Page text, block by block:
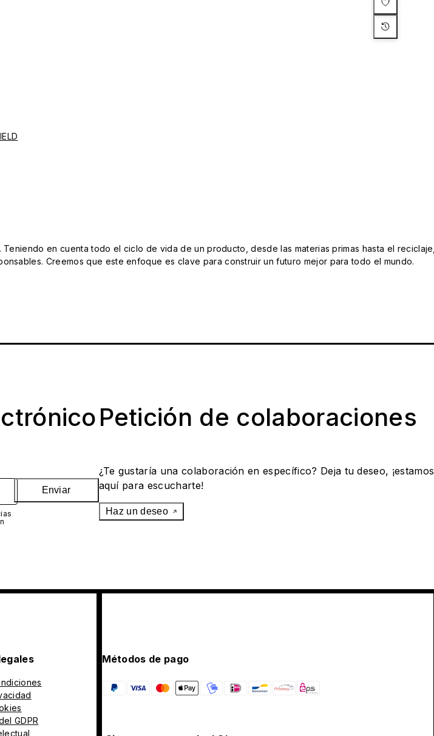
en cuenta todo el ciclo de vida de un producto, desde las materias primas hasta el
Creemos que este enfoque es clave para construir un futuro mejor para todo el mundo.
Enviar
Petición de colaboraciones
¿Te gustaría una colaboración en específico? Deja tu deseo, ¡estamos
aquí para escucharte!
Haz un deseo
GDPR
Métodos de pago